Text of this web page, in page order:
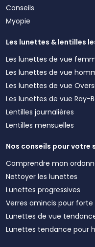
Conseils
Myopie
Les lunettes & lentilles
Les lunettes de vue
Les lunettes de vue
Les lunettes de vue
Les lunettes de vue Ray-
Lentilles journalières
Lentilles mensuelles
Nos conseils pour votre
Comprendre mon
Nettoyer les lunettes
Lunettes progressives
Verres amincis pour
Lunettes de vue
Lunettes tendance pour